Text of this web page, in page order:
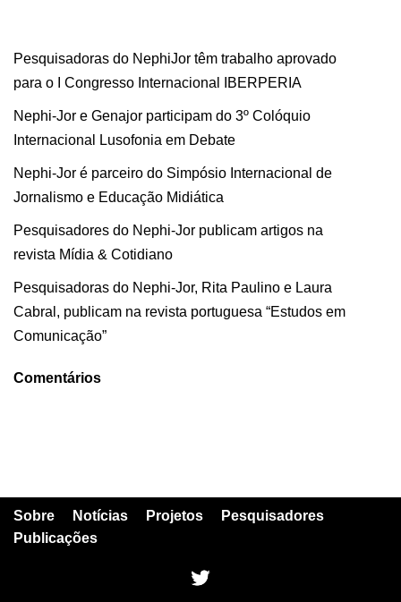
Pesquisadoras do NephiJor têm trabalho aprovado
para o I Congresso Internacional IBERPERIA
Nephi-Jor e Genajor participam do 3º Colóquio
Internacional Lusofonia em Debate
Nephi-Jor é parceiro do Simpósio Internacional de
Jornalismo e Educação Midiática
Pesquisadores do Nephi-Jor publicam artigos na
revista Mídia & Cotidiano
Pesquisadoras do Nephi-Jor, Rita Paulino e Laura
Cabral, publicam na revista portuguesa “Estudos em
Comunicação”
Comentários
Sobre Notícias Projetos
Pesquisadores
Publicações